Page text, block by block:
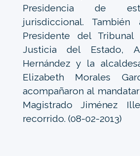
Presidencia de
jurisdiccional. También
Presidente del
Justicia del Estado,
Hernández y la
Elizabeth Morales
acompañaron al
Magistrado Jiménez
recorrido. (08-02-2013)